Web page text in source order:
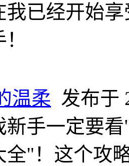
我已经开始
温柔 发布于
新手一定要
全"！这个攻